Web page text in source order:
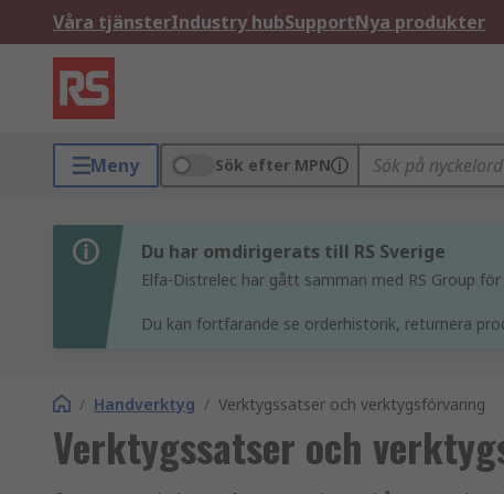
Våra tjänsterIndustry hubSupportNya produkter
Meny Sök efter MPN
Du har omdirigerats till RS Sverige
Elfa-Distrelec har gått samman med RS Group
Du kan fortfarande se orderhistorik, returnera
/ Handverktyg / Verktygssatser och verktygsförvaring
Verktygssatser och